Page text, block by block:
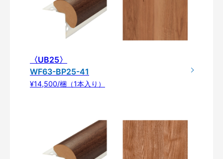
〈UB25〉
WF63-BP25-41
¥14,500/梱（1本入り）